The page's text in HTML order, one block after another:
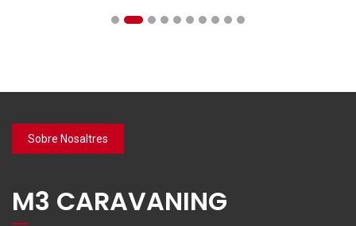
Sobre Nosaltres
M3 CARAVANING